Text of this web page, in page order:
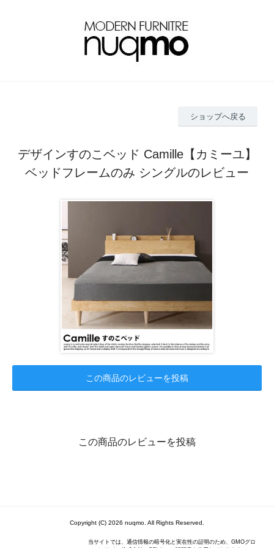
ショップへ戻る
デザインすのこベッド Camille【カミーユ】
ベッドフレームのみ シングルのレビュー
この商品のレビューを投稿
この商品のレビューを投稿
Copyright (C) 2026 nuqmo. All Rights Reserved.
当サイトでは、通信情報の暗号化と実在性の証明のため、GMOグロ